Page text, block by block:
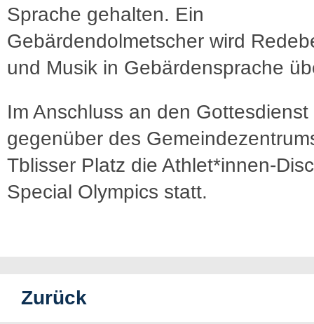
Sprache gehalten. Ein
Gebärdendolmetscher wird
und Musik in Gebärdensprache
Im Anschluss an den
gegenüber des
Tblisser Platz die Athlet*innen-
Special Olympics statt.
Zurück